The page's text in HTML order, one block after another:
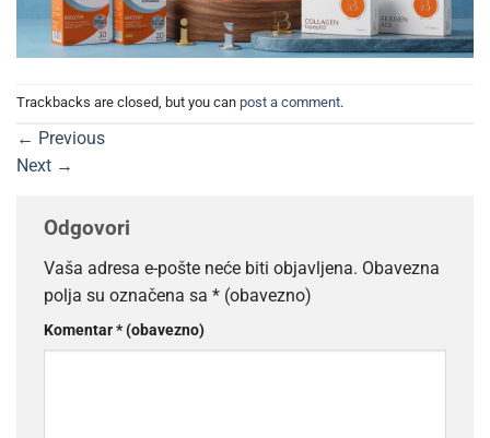
Trackbacks are closed, but you can post a comment.
← Previous
Next →
Odgovori
Vaša adresa e-pošte neće biti objavljena. Obavezna
polja su označena sa * (obavezno)
Komentar* (obavezno)